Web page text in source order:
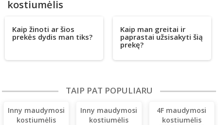
kostiumėlis
Kaip žinoti ar šios
prekės dydis man tiks?
Kaip man greitai ir
paprastai užsisakyti šią
prekę?
TAIP PAT POPULIARU
Inny maudymosi
kostiumėlis
Inny maudymosi
kostiumėlis
4F maudymosi
kostiumėlis